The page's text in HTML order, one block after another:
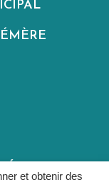
et obtenir des